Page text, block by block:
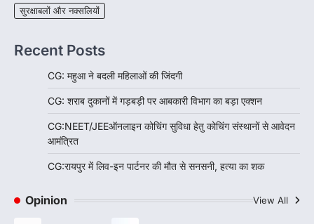
सुरक्षाबलों और नक्सलियों
Recent Posts
CG: महुआ ने बदली महिलाओं की जिंदगी
CG: शराब दुकानों में गड़बड़ी पर आबकारी विभाग का बड़ा एक्शन
CG:NEET/JEEऑनलाइन कोचिंग सुविधा हेतु कोचिंग संस्थानों से आवेदन
आमंत्रित
CG:रायपुर में लिव-इन पार्टनर की मौत से सनसनी, हत्या का शक
Opinion View All